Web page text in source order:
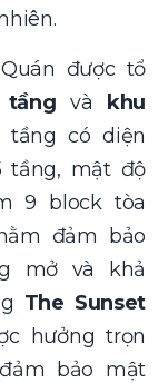
được tổ
và khu
có diện
tầng, mật độ
9 block tòa
đảm bảo
mở và khả
The Sunset
hưởng trọn
bảo mật